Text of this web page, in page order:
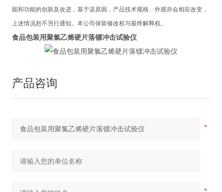
能和功能的创新及改进，基于该原因，产品技术规格、外观亦会相应改变，
上述情况恕不另行通知。本公司保留修改权与最终解释权。
食品包装用聚氯乙烯硬片落镖冲击试验仪
产品咨询